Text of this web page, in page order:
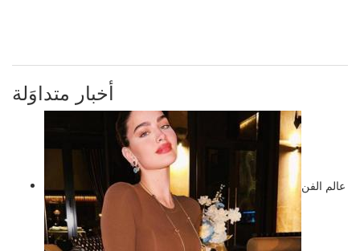
أخبار متداوَلة
عالم الفن